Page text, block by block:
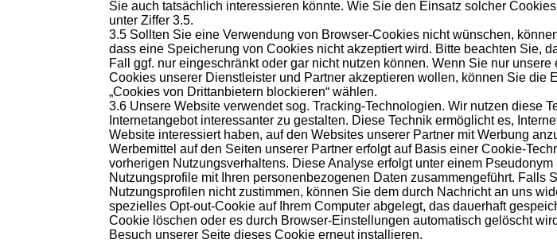
Sie auch tatsächlich interessieren könnte. Wie Sie den Einsatz solcher
unter Ziffer 3.5.
3.5 Sollten Sie eine Verwendung von Browser-Cookies nicht wünschen,
dass eine Speicherung von Cookies nicht akzeptiert wird. Bitte beachten Sie,
Fall ggf. nur eingeschränkt oder gar nicht nutzen können. Wenn Sie nur
Cookies unserer Dienstleister und Partner akzeptieren wollen, können Sie die
„Cookies von Drittanbietern blockieren“ wählen.
3.6 Unsere Website verwendet sog. Tracking-Technologien. Wir nutzen diese
Internetangebot interessanter zu gestalten. Diese Technik ermöglicht es,
Website interessiert haben, auf den Websites unserer Partner mit Werbung
Werbemittel auf den Seiten unserer Partner erfolgt auf Basis einer Cookie-
vorherigen Nutzungsverhaltens. Diese Analyse erfolgt unter einem
Nutzungsprofile mit Ihren personenbezogenen Daten zusammengeführt. Falls
Nutzungsprofilen nicht zustimmen, können Sie dem durch Nachricht an uns
spezielles Opt-out-Cookie auf Ihrem Computer abgelegt, das dauerhaft
Cookie löschen oder es durch Browser-Einstellungen automatisch gelöscht
Besuch unserer Seite dieses Cookie erneut installieren.